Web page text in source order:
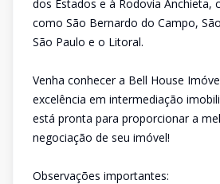
dos Estados e à Rodovia Anchieta,
como São Bernardo do Campo,
São Paulo e o Litoral.
Venha conhecer a Bell House
excelência em intermediação
está pronta para proporcionar a
negociação de seu imóvel!
Observações importantes: